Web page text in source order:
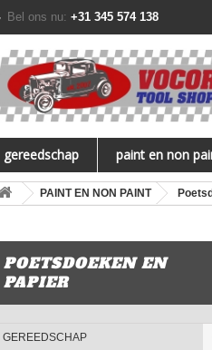
Bel ons nu: +31 345 574 138
gereedschap paint en non
PAINT EN NON PAINT
POETSDOEKEN EN
PAPIER
GEREEDSCHAP